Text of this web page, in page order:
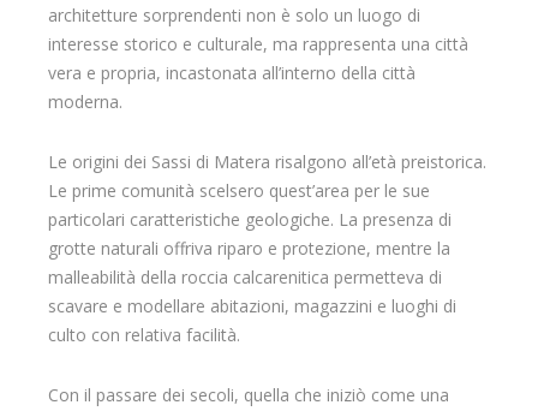
architetture sorprendenti non è solo un luogo di
interesse storico e culturale, ma rappresenta una città
vera e propria, incastonata all’interno della città
moderna.
Le origini dei Sassi di Matera risalgono all’età preistorica.
Le prime comunità scelsero quest’area per le sue
particolari caratteristiche geologiche. La presenza di
grotte naturali offriva riparo e protezione, mentre la
malleabilità della roccia calcarenitica permetteva di
scavare e modellare abitazioni, magazzini e luoghi di
culto con relativa facilità.
Con il passare dei secoli, quella che iniziò come una